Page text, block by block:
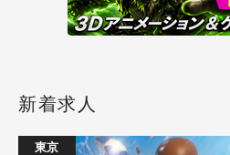
新着求人
東京